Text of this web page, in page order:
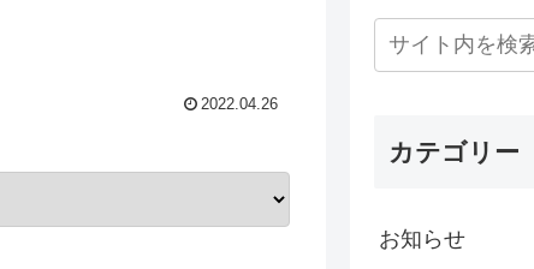
2022.04.26
カテゴリー
お知らせ